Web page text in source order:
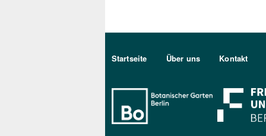
Sekundärmenu DE
Startseite Über uns Kontakt
Bo Berlin